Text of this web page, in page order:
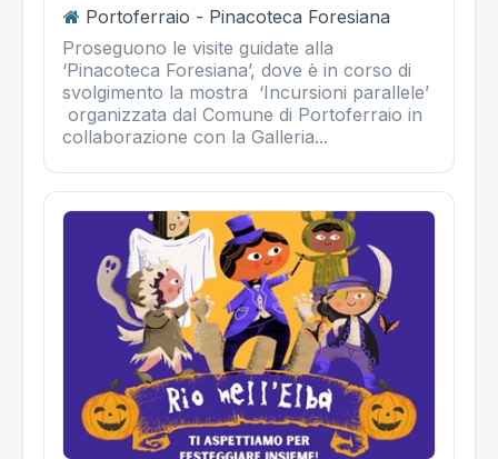
Portoferraio - Pinacoteca Foresiana
Proseguono le visite guidate alla
‘Pinacoteca Foresiana’, dove è in corso di
svolgimento la mostra ‘Incursioni parallele’
organizzata dal Comune di Portoferraio in
collaborazione con la Galleria...